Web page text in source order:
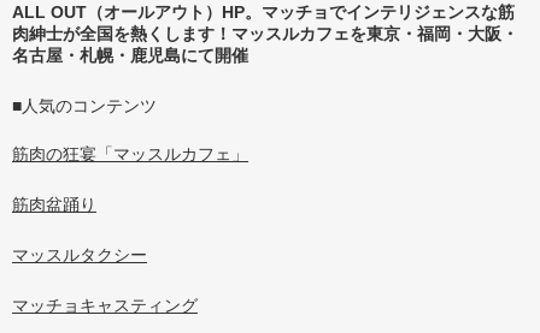
ALL OUT（オールアウト）HP。マッチョでインテリジェンスな筋
肉紳士が全国を熱くします！マッスルカフェを東京・福岡・大阪・
名古屋・札幌・鹿児島にて開催
■人気のコンテンツ
筋肉の狂宴「マッスルカフェ」
筋肉盆踊り
マッスルタクシー
マッチョキャスティング